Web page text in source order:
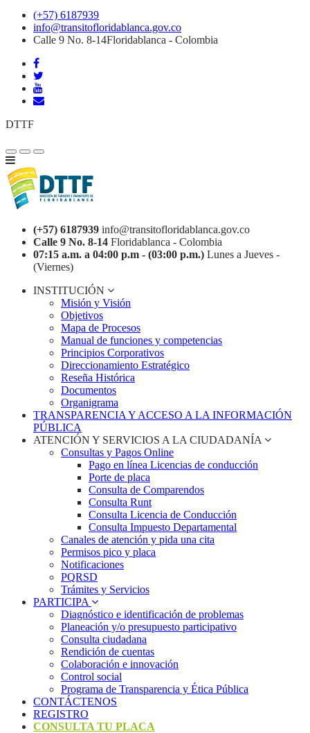
(+57) 6187939
info@transitofloridablanca.gov.co
Calle 9 No. 8-14Floridablanca - Colombia
DTTF
(+57) 6187939 info@transitofloridablanca.gov.co
Calle 9 No. 8-14 Floridablanca - Colombia
07:15 a.m. a 04:00 p.m - (03:00 p.m.) Lunes a Jueves -
(Viernes)
INSTITUCIÓN
Misión y Visión
Objetivos
Mapa de Procesos
Manual de funciones y competencias
Principios Corporativos
Direccionamiento Estratégico
Reseña Histórica
Documentos
Organigrama
TRANSPARENCIA Y ACCESO A LA INFORMACIÓN
PÚBLICA
ATENCIÓN Y SERVICIOS A LA CIUDADANÍA
Consultas y Pagos Online
Pago en línea Licencias de conducción
Porte de placa
Consulta de Comparendos
Consulta Runt
Consulta Licencia de Conducción
Consulta Impuesto Departamental
Canales de atención y pida una cita
Permisos pico y placa
Notificaciones
PQRSD
Trámites y Servicios
PARTICIPA
Diagnóstico e identificación de problemas
Planeación y/o presupuesto participativo​
Consulta ciudadana
Rendición de cuentas
Colaboración e innovación
Control social
Programa de Transparencia y Ética Pública
CONTÁCTENOS
REGISTRO
CONSULTA TU PLACA